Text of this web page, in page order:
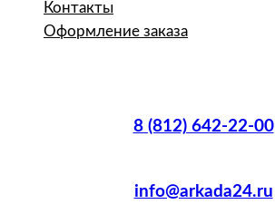
Контакты
Оформление заказа
8 (812) 642-22-00
info@arkada24.ru